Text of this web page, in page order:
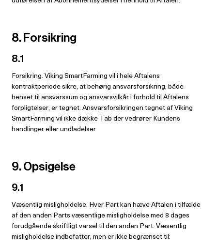
8. Forsikring
8.1
Forsikring. Viking SmartFarming vil i hele Aftalens
kontraktperiode sikre, at behørig ansvarsforsikring, både
henset til ansvarssum og ansvarsvilkår i forhold til Aftalens
forpligtelser, er tegnet. Ansvarsforsikringen tegnet af Viking
SmartFarming vil ikke dække Tab der vedrører Kundens
handlinger eller undladelser.
9. Opsigelse
9.1
Væsentlig misligholdelse. Hver Part kan hæve Aftalen i tilfælde
af den anden Parts væsentlige misligholdelse med 8 dages
forudgående skriftligt varsel til den anden Part. Væsentlig
misligholdelse indbefatter, men er ikke begrænset til: